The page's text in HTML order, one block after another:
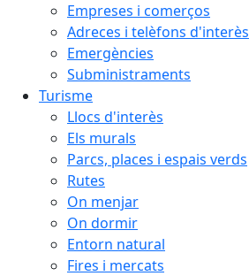
Empreses i comerços
Adreces i telèfons d'interès
Emergències
Subministraments
Turisme
Llocs d'interès
Els murals
Parcs, places i espais verds
Rutes
On menjar
On dormir
Entorn natural
Fires i mercats